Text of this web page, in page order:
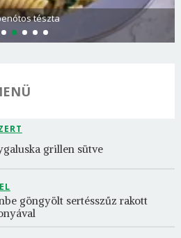
tészta
grillen sütve
göngyölt sertésszűz rakott